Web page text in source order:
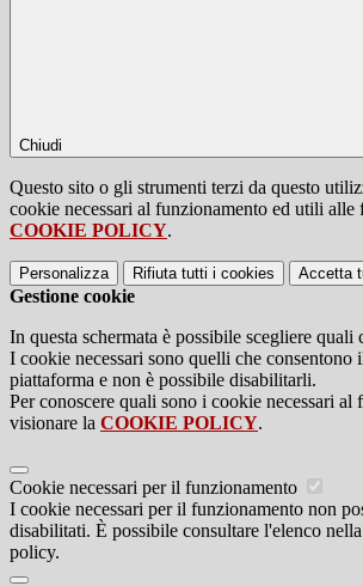
Chiudi
Questo sito o gli strumenti terzi da questo
cookie necessari al funzionamento ed utili alle
COOKIE POLICY.
Personalizza Rifiuta tutti i cookies Accetta
Gestione cookie
In questa schermata è possibile scegliere quali
I cookie necessari sono quelli che consentono
piattaforma e non è possibile disabilitarli.
Per conoscere quali sono i cookie necessari al
visionare la COOKIE POLICY.
Cookie necessari per il funzionamento
I cookie necessari per il funzionamento non
disabilitati. È possibile consultare l'elenco
policy.